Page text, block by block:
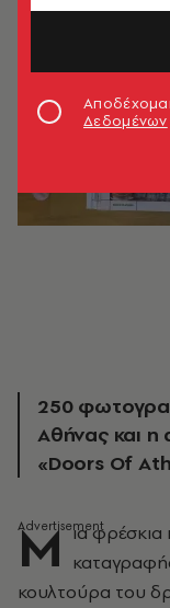
250
Αθήνας και η
«Doors Of
Μ ια
κουλτούρα του
Δεδομένων